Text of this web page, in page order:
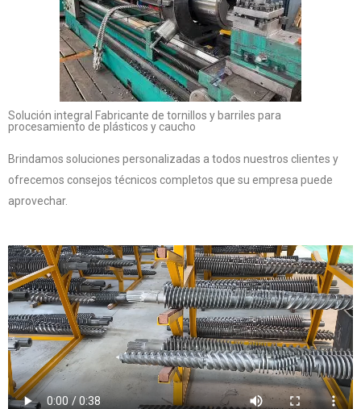
Solución integral Fabricante de tornillos y barriles para
procesamiento de plásticos y caucho
Brindamos soluciones personalizadas a todos nuestros clientes y
ofrecemos consejos técnicos completos que su empresa puede
aprovechar.